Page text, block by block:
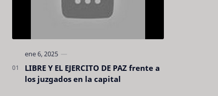
LIBRE Y EL EJERCITO DE PAZ frente a
los juzgados en la capital